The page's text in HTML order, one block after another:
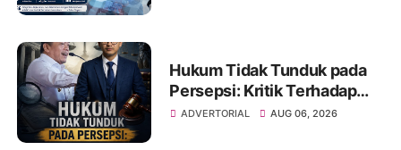
Hukum Tidak Tunduk pada
Persepsi: Kritik Terhadap
Monopoli Kebenaran oleh
ADVERTORIAL AUG 06, 2026